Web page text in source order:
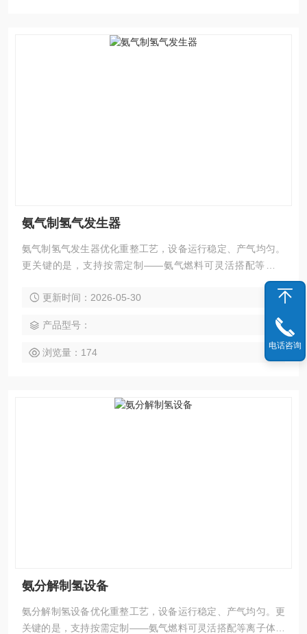
氨气制氢气发生器
氨气制氢气发生器优化重整工艺，设备运行稳定、产气均匀。
更关键的是，支持按需定制——氨气燃料可灵活搭配等离子
更新时间：2026-05-30
产品型号：
浏览量：174
氨分解制氢设备
氨分解制氢设备优化重整工艺，设备运行稳定、产气均匀。更
关键的是，支持按需定制——氨气燃料可灵活搭配等离子体、
电话咨询